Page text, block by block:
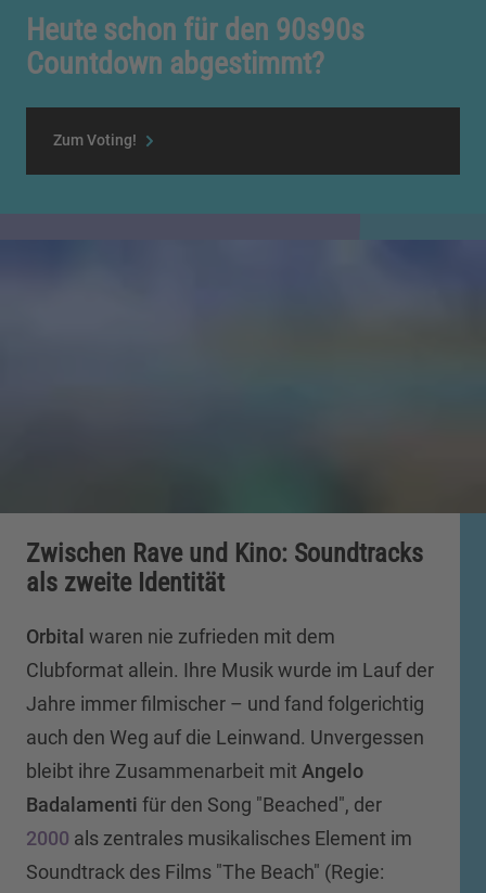
Heute schon für den 90s90s
Countdown abgestimmt?
Zum Voting!
Zwischen Rave und Kino: Soundtracks
als zweite Identität
Orbital waren nie zufrieden mit dem
Clubformat allein. Ihre Musik wurde im Lauf der
Jahre immer filmischer – und fand folgerichtig
auch den Weg auf die Leinwand. Unvergessen
bleibt ihre Zusammenarbeit mit Angelo
Badalamenti für den Song "Beached", der
2000 als zentrales musikalisches Element im
Soundtrack des Films "The Beach" (Regie: